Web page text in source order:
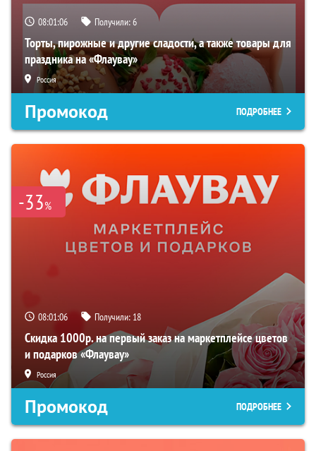
08:01:05 Получили:6
Торты, пирожные и другие сладости, а также товары для
праздника на «Флаувау»
Россия
Промокод ПОДРОБНЕЕ
-33%
08:01:05 Получили: 18
Скидка 1000р. на первый заказ на маркетплейсе цветов
и подарков «Флаувау»
Россия
Промокод ПОДРОБНЕЕ